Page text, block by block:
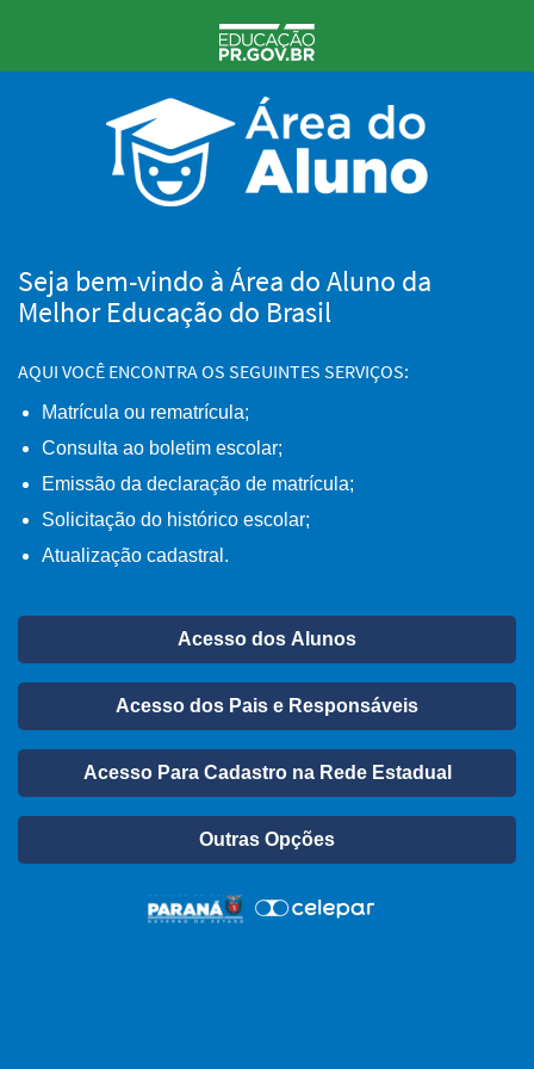
Seja bem-vindo à Área do Aluno da
Melhor Educação do Brasil
AQUI VOCÊ ENCONTRA OS SEGUINTES SERVIÇOS:
Matrícula ou rematrícula;
Consulta ao boletim escolar;
Emissão da declaração de matrícula;
Solicitação do histórico escolar;
Atualização cadastral.
Acesso dos Alunos
Acesso dos Pais e Responsáveis
Acesso Para Cadastro na Rede Estadual
Outras Opções